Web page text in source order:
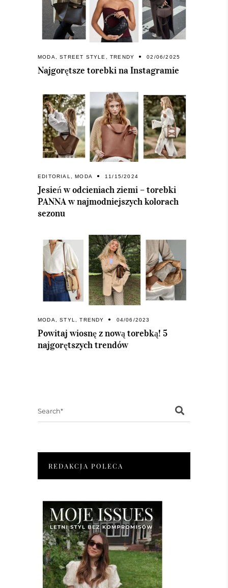
MODA ,STREET STYLE ,TRENDY 02/06/2025
Najgorętsze torebki na Instagramie
EDITORIAL,MODA 11/15/2024
Jesień w odcieniach ziemi – torebki
PANNA w najmodniejszych kolorach
sezonu
MODA ,STYL ,TRENDY 04/06/2023
Powitaj wiosnę z nową torebką! 5
najgorętszych trendów
REDAKCJA POLECA